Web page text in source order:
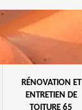
RÉNOVATION ET
ENTRETIEN DE
TOITURE 65